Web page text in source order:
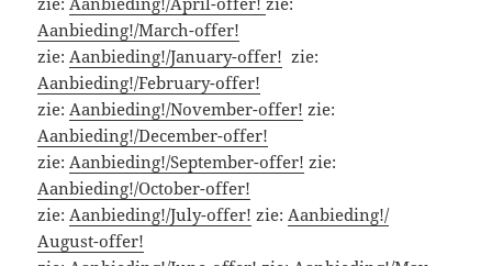
Aanbieding!/March-offer!
zie:Aanbieding!/January-offer! zie:
Aanbieding!/February-offer!
zie:Aanbieding!/November-offer! zie:
Aanbieding!/December-offer!
zie:Aanbieding!/September-offer! zie:
Aanbieding!/October-offer!
zie:Aanbieding!/July-offer! zie:Aanbieding!/
August-offer!